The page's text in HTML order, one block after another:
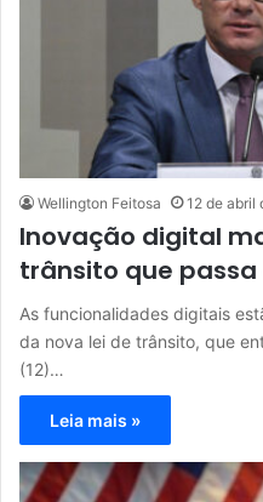
Wellington Feitosa 12 de abril
Inovação digital
trânsito que
As funcionalidades digitais
da nova lei de trânsito, que
(12)…
Leia mais »